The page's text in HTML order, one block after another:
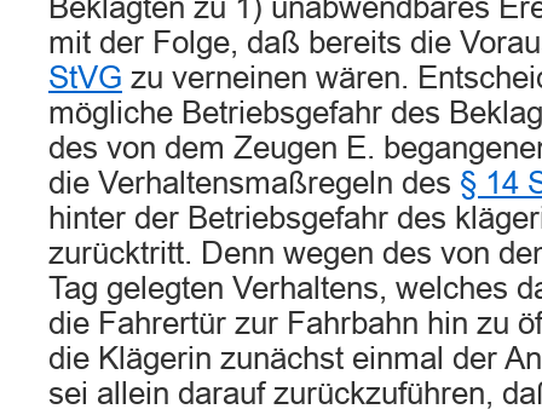
Beklagten zu 1) unabwendbares
mit der Folge, daß bereits die
StVG zu verneinen wären.
mögliche Betriebsgefahr des
des von dem Zeugen E.
die Verhaltensmaßregeln des § 14
hinter der Betriebsgefahr des
zurücktritt. Denn wegen des von
Tag gelegten Verhaltens, welches
die Fahrertür zur Fahrbahn hin zu
die Klägerin zunächst einmal der
sei allein darauf zurückzuführen,